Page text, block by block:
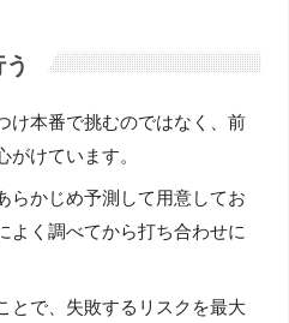
け本番で挑むのではなく、前
がけています。
らかじめ予測して用意してお
よく調べてから打ち合わせに
とで、失敗するリスクを最大